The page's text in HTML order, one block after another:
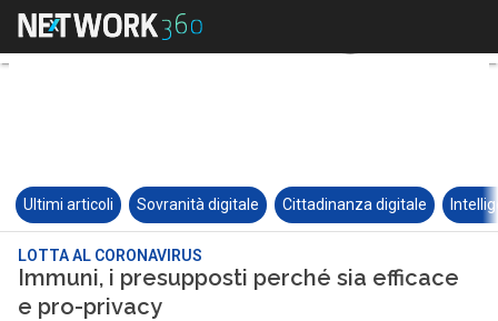
Ultimi articoli Sovranità digitale Cittadinanza digitale
LOTTA AL CORONAVIRUS
Immuni, i presupposti perché sia efficace
e pro-privacy